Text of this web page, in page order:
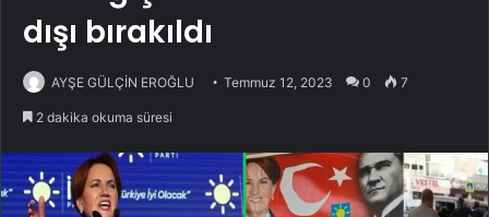
dışı bırakıldı
AYŞE GÜLÇİN EROĞLU Temmuz 12, 2023 0 7
2 dakika okuma süresi